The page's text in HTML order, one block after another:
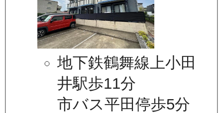
地下鉄鶴舞線上小田
井駅歩11分
市バス平田停歩5分